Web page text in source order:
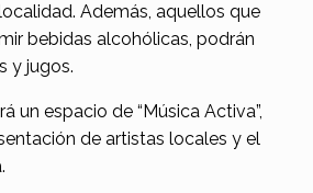
Además, aquellos que
bebidas alcohólicas, podrán
y jugos.
un espacio de “Música Activa”,
de artistas locales y el